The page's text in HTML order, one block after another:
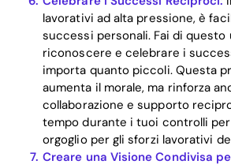
lavorativi ad alta pressione, è
successi personali. Fai di
riconoscere e celebrare i
importa quanto piccoli. Questa
aumenta il morale, ma rinforza
collaborazione e supporto
tempo durante i tuoi controlli
orgoglio per gli sforzi lavorativi
Creare una Visione Condivisa